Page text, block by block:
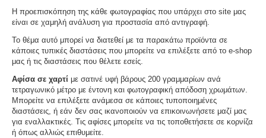
Η προεπισκόπηση της κάθε φωτογραφίας που υπάρχει στο site μας
είναι σε χαμηλή ανάλυση για προστασία από αντιγραφή.
Το θέμα αυτό μπορεί να διατεθεί με τα παρακάτω προϊόντα σε
κάποιες τυπικές διαστάσεις που μπορείτε να επιλέξετε από το e-shop
μας ή τις διαστάσεις που θέλετε εσείς.
Αφίσα σε χαρτί με σατινέ υφή βάρους 200 γραμμαρίων ανά
τετραγωνικό μέτρο με έντονη και φωτογραφική απόδοση χρωμάτων.
Μπορείτε να επιλέξετε ανάμεσα σε κάποιες τυποποιημένες
διαστάσεις, ή εάν δεν σας ικανοποιούν να επικοινωνήσετε μαζί μας
για εναλλακτικές. Τις αφίσες μπορείτε να τις τοποθετήσετε σε κορνίζα
ή όπως αλλιώς επιθυμείτε.